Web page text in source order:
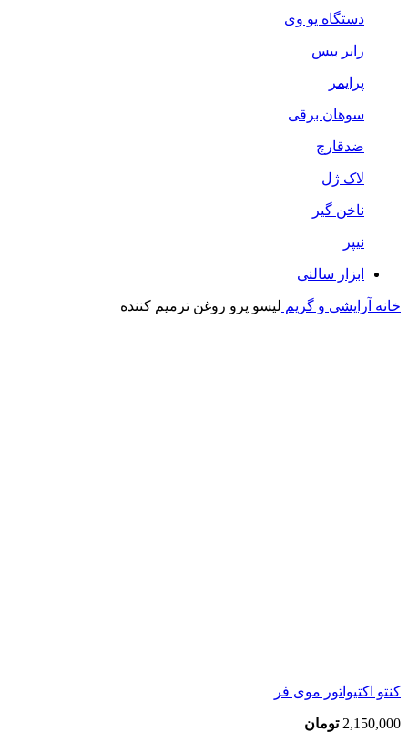
دستگاه یو وی
رابر بیس
پرایمر
سوهان برقی
ضدقارچ
لاک ژل
ناخن گیر
نیپر
ابزار سالنی
خانه آرایشی و گریم لیسو پرو روغن ترمیم کننده
کنتو اکتیواتور موی فر
2,150,000 تومان